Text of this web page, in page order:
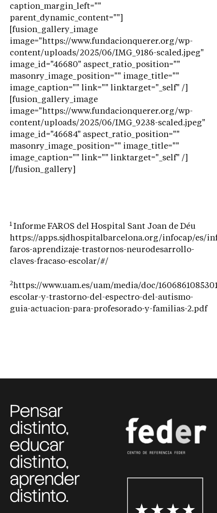
caption_margin_left=""
parent_dynamic_content=""]
[fusion_gallery_image
image="https://www.fundacionquerer.org/wp-
content/uploads/2025/06/IMG_9186-scaled.jpeg"
image_id="46680" aspect_ratio_position=""
masonry_image_position="" image_title=""
image_caption="" link="" linktarget="_self" /]
[fusion_gallery_image
image="https://www.fundacionquerer.org/wp-
content/uploads/2025/06/IMG_9238-scaled.jpeg"
image_id="46684" aspect_ratio_position=""
masonry_image_position="" image_title=""
image_caption="" link="" linktarget="_self" /]
[/fusion_gallery]
1 Informe FAROS del Hospital Sant Joan de Déu
https://apps.sjdhospitalbarcelona.org/infocap/es/
faros-aprendizaje-trastornos-neurodesarrollo-
claves-fracaso-escolar/#/
2https://www.uam.es/uam/media/doc/
escolar-y-trastorno-del-espectro-del-autismo-
guia-actuacion-para-profesorado-y-familias-2.pdf
Pensar
distinto,
educar
distinto,
aprender
distinto.